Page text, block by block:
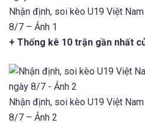
Nhận định, soi kèo U19 Việt
8/7 – Ảnh 1
+ Thống kê 10 trận gần nhất
Nhận định, soi kèo U19 Việt
8/7 – Ảnh 2